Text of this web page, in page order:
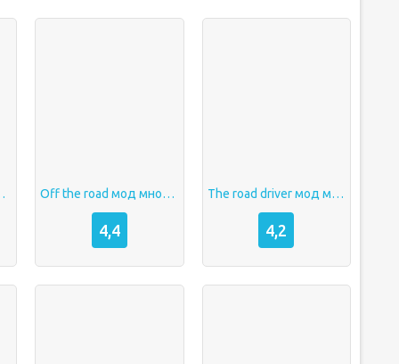
Off the road мод много денег на андроид
4,4
The road driver мод много денег
4,2